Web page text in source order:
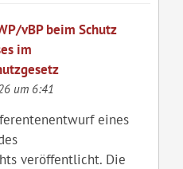
vBP beim Schutz
im
um 6:41
eines
veröffentlicht. Die